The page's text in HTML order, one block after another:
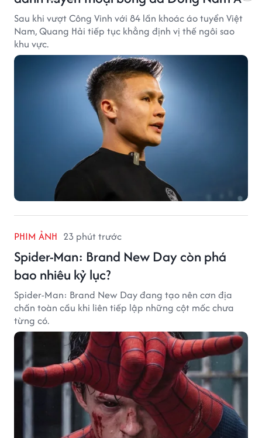
Sau khi vượt Công Vinh với 84 lần khoác áo tuyển Việt
Nam, Quang Hải tiếp tục khẳng định vị thế ngôi sao
khu vực.
PHIM ẢNH 23 phút trước
Spider-Man: Brand New Day còn phá
bao nhiêu kỷ lục?
Spider-Man: Brand New Day đang tạo nên cơn địa
chấn toàn cầu khi liên tiếp lập những cột mốc chưa
từng có.